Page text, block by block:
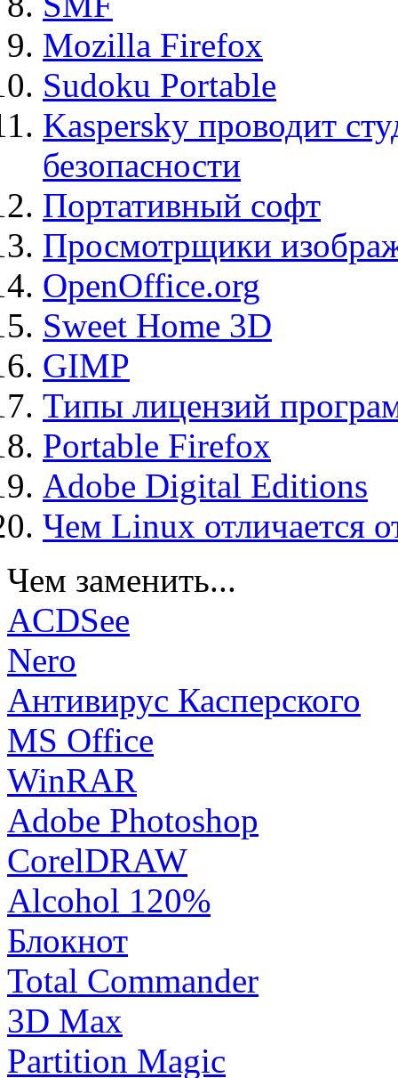
Mozilla Firefox
Sudoku Portable
Kaspersky проводит
безопасности
Портативный софт
Просмотрщики
OpenOffice.org
Sweet Home 3D
GIMP
Типы лицензий
Portable Firefox
Adobe Digital Editions
Чем Linux отличается
Чем заменить...
ACDSee
Nero
Антивирус Касперского
MS Office
WinRAR
Adobe Photoshop
CorelDRAW
Alcohol 120%
Блокнот
Total Commander
3D Max
Partition Magic